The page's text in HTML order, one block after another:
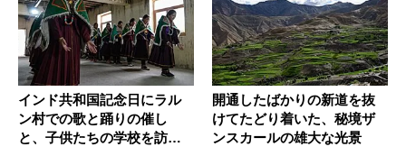
インド共和国記念日にラル
ン村での歌と踊りの催し
と、子供たちの学校を訪ね
開通したばかりの新道を抜
けてたどり着いた、秘境ザ
ンスカールの雄大な光景